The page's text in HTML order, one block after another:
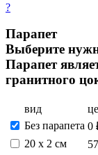
?
Парапет
Выберите
Парапет
гранитного
вид
Без парапета 0
20 х 2 см